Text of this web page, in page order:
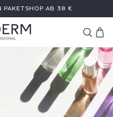
PAKETSHOP AB 38 €